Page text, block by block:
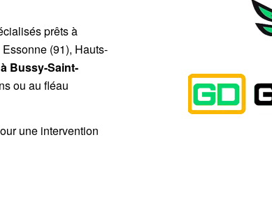
prêts à
(91), Hauts-
à Bussy-Saint-
ou au fléau
une intervention